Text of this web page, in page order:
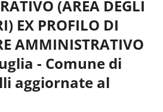
(AREA DEGLI
EX PROFILO DI
AMMINISTRATIVO
- Comune di
aggiornate al